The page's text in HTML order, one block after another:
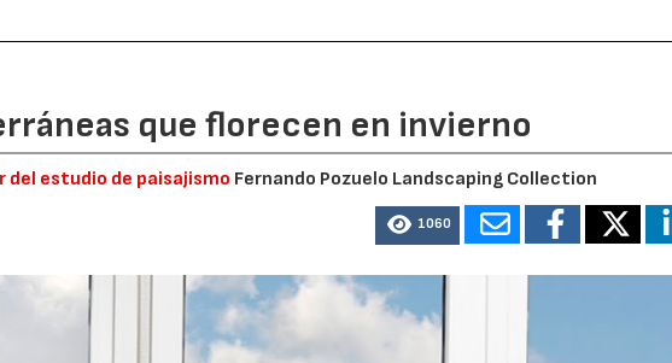
que florecen en invierno
del estudio de paisajismo Fernando Pozuelo Landscaping Collection
1060